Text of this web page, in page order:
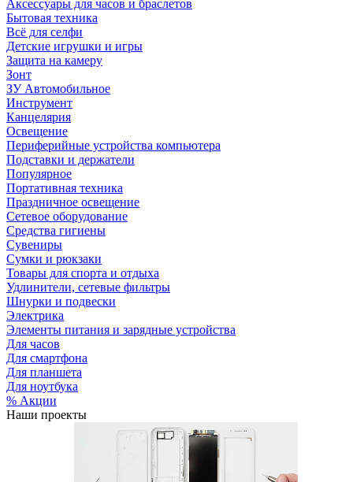
Аксессуары для часов и браслетов
Бытовая техника
Всё для селфи
Детские игрушки и игры
Защита на камеру
Зонт
ЗУ Автомобильное
Инструмент
Канцелярия
Освещение
Периферийные устройства компьютера
Подставки и держатели
Популярное
Портативная техника
Праздничное освещение
Сетевое оборудование
Средства гигиены
Сувениры
Сумки и рюкзаки
Товары для спорта и отдыха
Удлинители, сетевые фильтры
Шнурки и подвески
Электрика
Элементы питания и зарядные устройства
Для часов
Для смартфона
Для планшета
Для ноутбука
% Акции
Наши проекты